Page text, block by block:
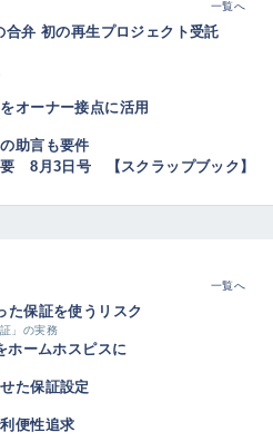
一覧へ
合弁 初の再生プロジェクト受託
オーナー接点に活用
助言も要件
8月3日号 【スクラップブック】
一覧へ
た保証を使うリスク
」の実務
ホームホスピスに
た保証設定
便性追求